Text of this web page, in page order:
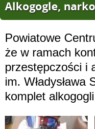
Alkogogle,
Powiatowe
że w ramach
przestępczości i
im.
komplet